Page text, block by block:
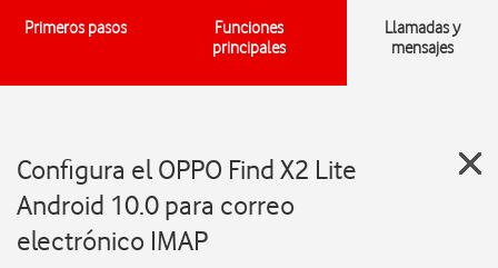
Primeros pasos
Funciones
principales
Llamadas y
mensajes
Configura el OPPO Find X2 Lite
Android 10.0 para correo
electrónico IMAP